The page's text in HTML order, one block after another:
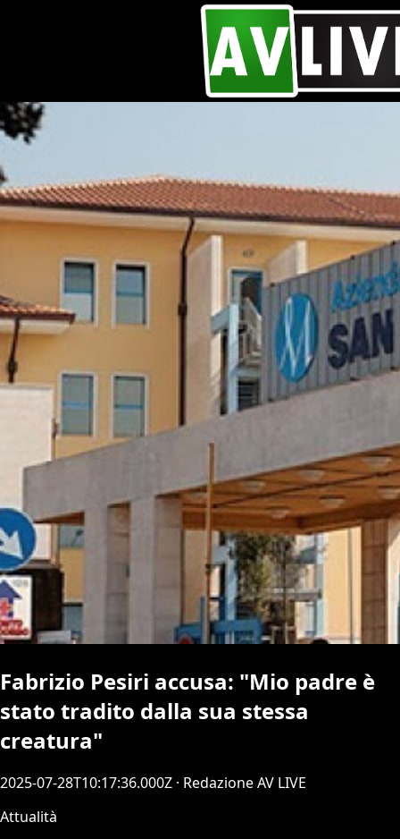
Fabrizio Pesiri accusa: "Mio padre è
stato tradito dalla sua stessa
creatura"
2025-07-28T10:17:36.000Z · Redazione AV LIVE
Attualità